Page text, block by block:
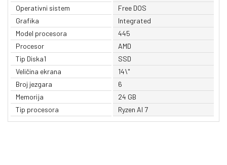
Operativni sistem
Free DOS
Grafika
Integrated
Model procesora
445
Procesor
AMD
Tip Diska1
SSD
Veličina ekrana
14\"
Broj jezgara
6
Memorija
24 GB
Tip procesora
Ryzen AI 7